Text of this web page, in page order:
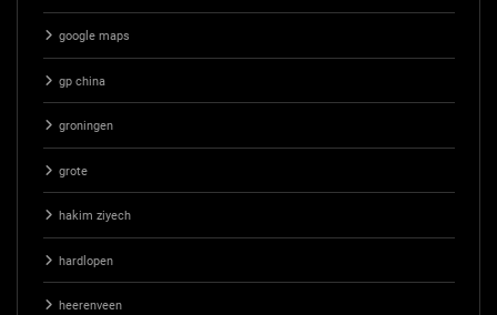
google maps
gp china
groningen
grote
hakim ziyech
hardlopen
heerenveen